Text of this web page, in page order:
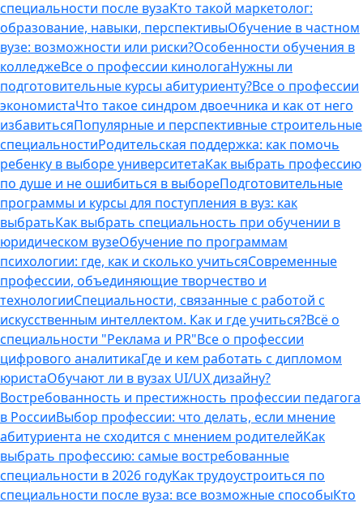
специальности после вузаКто такой маркетолог:
образование, навыки, перспективыОбучение в частном
вузе: возможности или риски?Особенности обучения в
колледжеВсе о профессии кинологаНужны ли
подготовительные курсы абитуриенту?Все о профессии
экономистаЧто такое синдром двоечника и как от него
избавитьсяПопулярные и перспективные строительные
специальностиРодительская поддержка: как помочь
ребенку в выборе университетаКак выбрать профессию
по душе и не ошибиться в выбореПодготовительные
программы и курсы для поступления в вуз: как
выбратьКак выбрать специальность при обучении в
юридическом вузеОбучение по программам
психологии: где, как и сколько учитьсяСовременные
профессии, объединяющие творчество и
технологииСпециальности, связанные с работой с
искусственным интеллектом. Как и где учиться?Всё о
специальности "Реклама и PR"Все о профессии
цифрового аналитикаГде и кем работать с дипломом
юристаОбучают ли в вузах UI/UX дизайну?
Востребованность и престижность профессии педагога
в РоссииВыбор профессии: что делать, если мнение
абитуриента не сходится с мнением родителейКак
выбрать профессию: самые востребованные
специальности в 2026 годуКак трудоустроиться по
специальности после вуза: все возможные способыКто